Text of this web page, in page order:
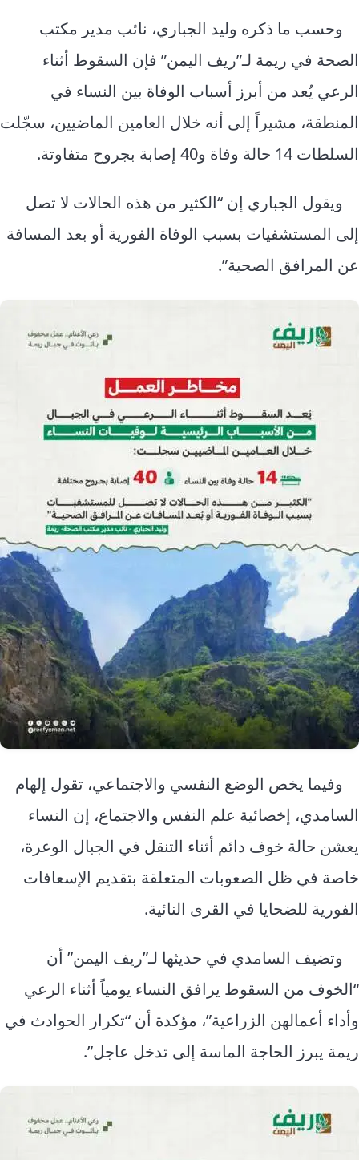
وحسب ما ذكره وليد الجباري، نائب مدير مكتب
الصحة في ريمة لـ”ريف اليمن” فإن السقوط أثناء
الرعي يُعد من أبرز أسباب الوفاة بين النساء في
المنطقة، مشيراً إلى أنه خلال العامين الماضيين، سجّلت
السلطات 14 حالة وفاة و40 إصابة بجروح متفاوتة.
ويقول الجباري إن “الكثير من هذه الحالات لا تصل
إلى المستشفيات بسبب الوفاة الفورية أو بعد المسافة
عن المرافق الصحية”.
وفيما يخص الوضع النفسي والاجتماعي، تقول إلهام
السامدي، إخصائية علم النفس والاجتماع، إن النساء
يعشن حالة خوف دائم أثناء التنقل في الجبال الوعرة،
خاصة في ظل الصعوبات المتعلقة بتقديم الإسعافات
الفورية للضحايا في القرى النائية.
وتضيف السامدي في حديثها لـ”ريف اليمن” أن
“الخوف من السقوط يرافق النساء يومياً أثناء الرعي
وأداء أعمالهن الزراعية”، مؤكدة أن “تكرار الحوادث في
ريمة يبرز الحاجة الماسة إلى تدخل عاجل”.